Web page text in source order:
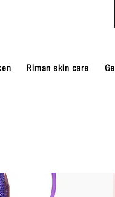
Riman skin care